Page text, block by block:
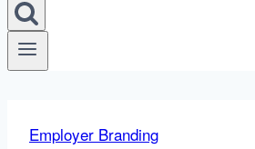
Employer Branding